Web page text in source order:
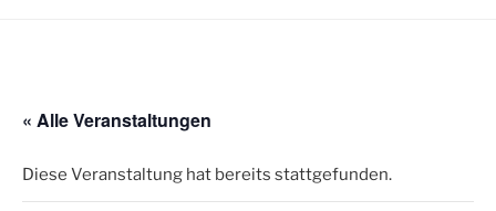
« Alle Veranstaltungen
Diese Veranstaltung hat bereits stattgefunden.